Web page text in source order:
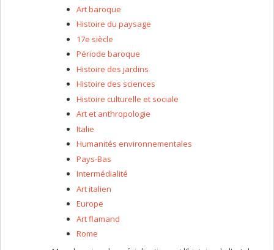
Art baroque
Histoire du paysage
17e siècle
Période baroque
Histoire des jardins
Histoire des sciences
Histoire culturelle et sociale
Art et anthropologie
Italie
Humanités environnementales
Pays-Bas
Intermédialité
Art italien
Europe
Art flamand
Rome